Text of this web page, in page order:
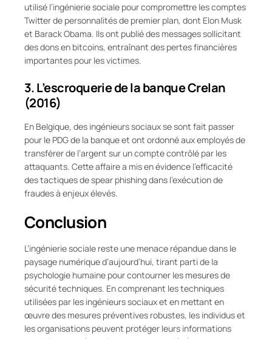
utilisé l’ingénierie sociale pour compromettre les comptes
Twitter de personnalités de premier plan, dont Elon Musk
et Barack Obama. Ils ont publié des messages sollicitant
des dons en bitcoins, entraînant des pertes financières
importantes pour les victimes.
3. L’escroquerie de la banque Crelan
(2016)
En Belgique, des ingénieurs sociaux se sont fait passer
pour le PDG de la banque et ont ordonné aux employés de
transférer de l’argent sur un compte contrôlé par les
attaquants. Cette affaire a mis en évidence l’efficacité
des tactiques de spear phishing dans l’exécution de
fraudes à enjeux élevés.
Conclusion
L’ingénierie sociale reste une menace répandue dans le
paysage numérique d’aujourd’hui, tirant parti de la
psychologie humaine pour contourner les mesures de
sécurité techniques. En comprenant les techniques
utilisées par les ingénieurs sociaux et en mettant en
œuvre des mesures préventives robustes, les individus et
les organisations peuvent protéger leurs informations